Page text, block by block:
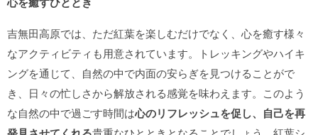
吉無田高原では、ただ紅葉を楽しむだけでなく、心を癒す様々
なアクティビティも用意されています。トレッキングやハイキ
ングを通じて、自然の中で内面の安らぎを見つけることがで
き、日々の忙しさから解放される感覚を味わえます。このよう
な自然の中で過ごす時間は心のリフレッシュを促し、自己を再